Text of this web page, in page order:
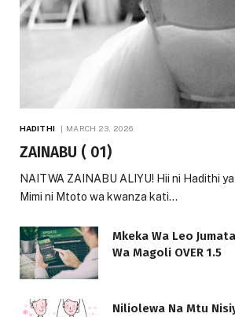
HADITHI MARCH 23, 2026
ZAINABU ( 01)
NAITWA ZAINABU ALIYU! Hii ni Hadithi
Mimi ni Mtoto wa kwanza kati…
Mkeka Wa Leo
Wa Magoli OVER 1.5
Niliolewa Na Mtu